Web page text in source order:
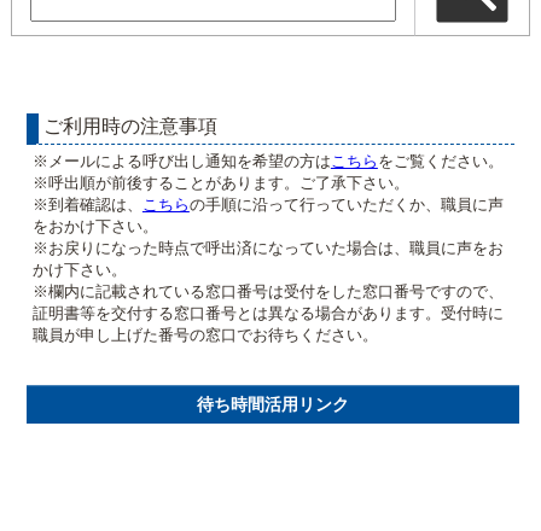
ご利用時の注意事項
※メールによる呼び出し通知を希望の方は こちら をご覧ください。
※呼出順が前後することがあります。ご了承下さい。
※到着確認は、
こちらの手順に沿って行っていただくか、職員に声
をおかけ下さい。
※お戻りになった時点で呼出済になっていた場合は、職員に声をお
かけ下さい。
※欄内に記載されている窓口番号は受付をした窓口番号ですので、
証明書等を交付する窓口番号とは異なる場合があります。受付時に
職員が申し上げた番号の窓口でお待ちください。
待ち時間活用リンク